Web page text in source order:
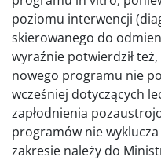
poziomu interwencji
skierowanego do
wyraźnie potwierdził
nowego programu nie
wcześniej dotyczących
zapłodnienia
programów nie
zakresie należy do